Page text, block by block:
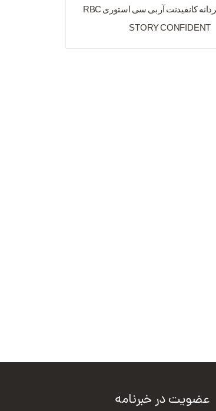
ادو پرفیوم مردانه کانفیدنت آر بی سی استوری RBC
STORY CONFIDENT
عضویت در خبرنامه